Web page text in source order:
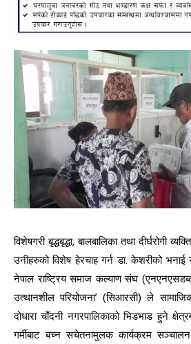
विशेषगरी बृद्धबृद्धा, बालबालिका तथा दीर्घरोगी
उनीहरुको विशेष हेरचाह गर्न डा. केशरीको भनाई
नेपाल राष्ट्रिय समाज कल्याण संघ
उत्थानशील परियोजना’ (सिआरसी) ले
दोधारा चाँदनी नगरपालिकाको भिडभाड हुने
गर्मीबाट बच्न सचेतनामुलक कार्यक्रम